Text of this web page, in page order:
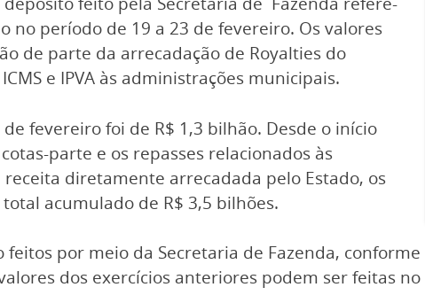
no período de 19 a 23 de fevereiro. Os valores
de parte da arrecadação de Royalties do
e IPVA às administrações municipais.
fevereiro foi de R$ 1,3 bilhão. Desde o início
parte e os repasses relacionados às
diretamente arrecadada pelo Estado, os
acumulado de R$ 3,5 bilhões.
feitos por meio da Secretaria de Fazenda,
dos exercícios anteriores podem ser feitas